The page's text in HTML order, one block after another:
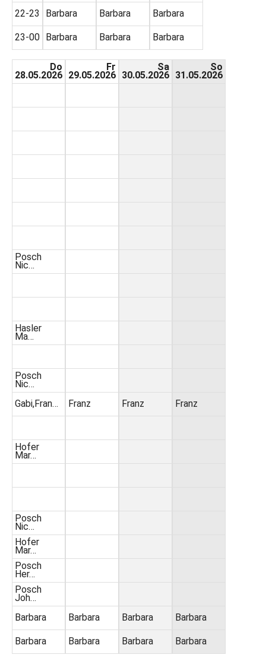
22-23
23-00
Barbara
Barbara
Barbara
Barbara
Barbara
Barbara
Do
28.05.2026
Posch
Nic…
Hasler
Ma…
Posch
Nic…
Gabi,Fran…
Hofer
Mar…
Posch
Nic…
Hofer
Mar…
Posch
Her…
Posch
Joh…
Barbara
Barbara
Fr
29.05.2026
Franz
Barbara
Barbara
Sa
30.05.2026
Franz
Barbara
Barbara
So
31.05.2026
Franz
Barbara
Barbara